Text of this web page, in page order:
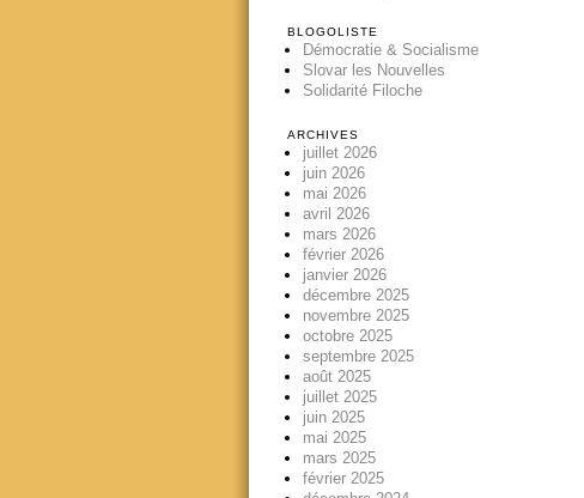
BLOGOLISTE
Démocratie & Socialisme
Slovar les Nouvelles
Solidarité Filoche
ARCHIVES
juillet 2026
juin 2026
mai 2026
avril 2026
mars 2026
février 2026
janvier 2026
décembre 2025
novembre 2025
octobre 2025
septembre 2025
août 2025
juillet 2025
juin 2025
mai 2025
mars 2025
février 2025